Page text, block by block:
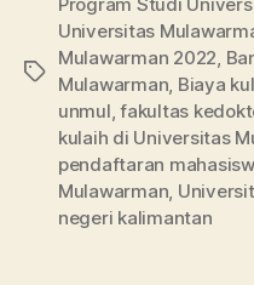
Tags
Universitas
Mulawarman 2022
Mulawarman Biaya
unmul ,fakultas
kulaih di Universitas
pendaftaran
Mulawarman
negeri kalimantan